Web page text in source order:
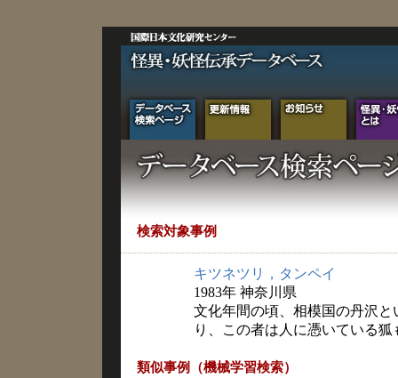
検索対象事例
キツネツリ，タンペイ
1983年 神奈川県
文化年間の頃、相模国の丹沢
り、この者は人に憑いている
類似事例（機械学習検索）